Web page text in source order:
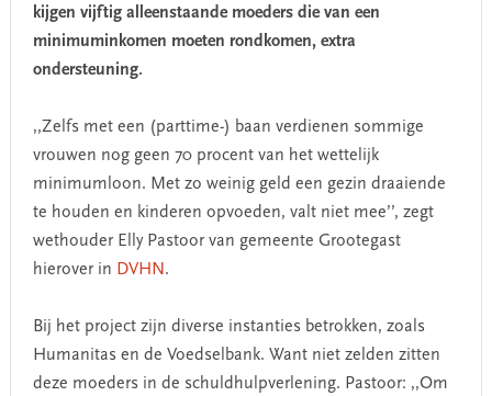
kijgen vijftig alleenstaande moeders die van een
minimuminkomen moeten rondkomen, extra
ondersteuning.
,,Zelfs met een (parttime-) baan verdienen sommige
vrouwen nog geen 70 procent van het wettelijk
minimumloon. Met zo weinig geld een gezin draaiende
te houden en kinderen opvoeden, valt niet mee’’, zegt
wethouder Elly Pastoor van gemeente Grootegast
hierover in DVHN .
Bij het project zijn diverse instanties betrokken, zoals
Humanitas en de Voedselbank. Want niet zelden zitten
deze moeders in de schuldhulpverlening. Pastoor: ,,Om